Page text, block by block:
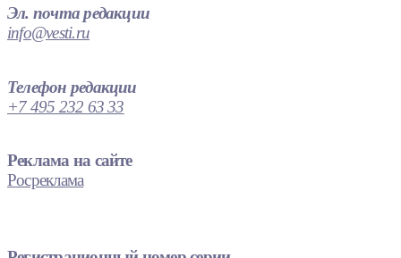
Эл. почта редакции
info@vesti.ru
Телефон редакции
+7 495 232 63 33
Реклама на сайте
Росреклама